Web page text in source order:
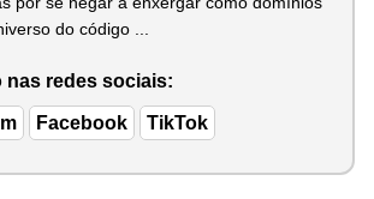
do código ...
nas redes sociais:
Facebook TikTok